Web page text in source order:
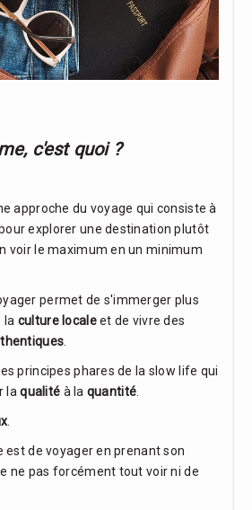
c'est quoi ?
approche du voyage qui consiste à
explorer une destination plutôt
voir le maximum en un minimum
permet de s'immerger plus
la culture localeet de vivre des
.
principes phares de la slow life qui
laqualité à la quantité.
.
de voyager en prenant son
ne pas forcément tout voir ni de